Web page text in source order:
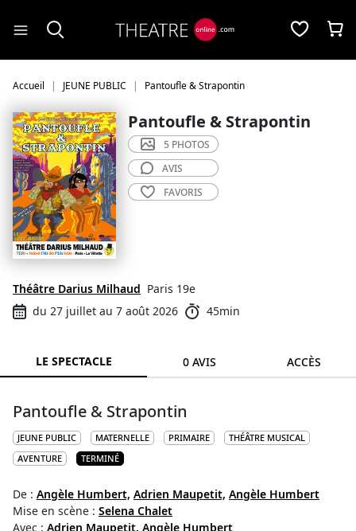
Accueil JEUNE PUBLIC Pantoufle & Strapontin
Pantoufle & Strapontin
Théâtre Darius Milhaud Paris 19e
du 27 juillet au 7 août 2026
45min
5 PHOTOS
AVIS
FAVORIS
LE SPECTACLE 0 AVIS ACCÈS
Pantoufle & Strapontin
JEUNE PUBLIC MATERNELLE PRIMAIRE
THÉÂTRE MUSICAL
AVENTURE
TERMINÉ
De : Angèle Humbert, Adrien Maupetit, Angèle Humbert
Mise en scène : Selena Chalet
Avec : Adrien Maupetit, Angèle Humbert